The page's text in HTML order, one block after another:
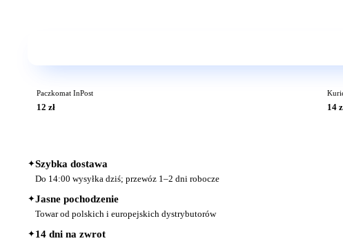
Paczkomat InPost
12 zł 14
✦Szybka dostawa
Do 14:00 wysyłka dziś; przewóz 1–2 dni robocze
✦Jasne pochodzenie
Towar od polskich i europejskich dystrybutorów
✦14 dni na zwrot